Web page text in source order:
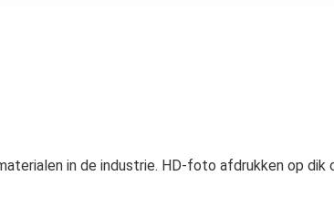
in de industrie. HD-foto afdrukken op dik